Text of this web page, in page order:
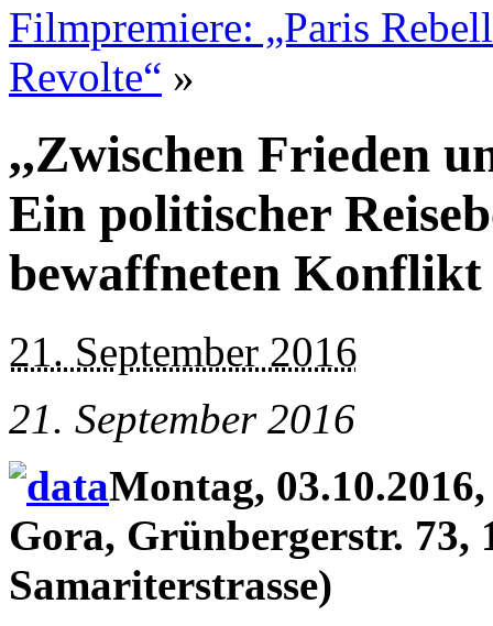
Filmpremiere: „Paris
Revolte“ »
,,Zwischen Frieden
Ein politischer
bewaffneten
21. September 2016
21. September 2016
Montag,
Gora, Grünbergerstr. 73,
Samariterstrasse)